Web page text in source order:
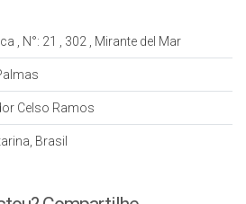
, N°: 21 , 302 , Mirante del Mar
Celso Ramos
Brasil